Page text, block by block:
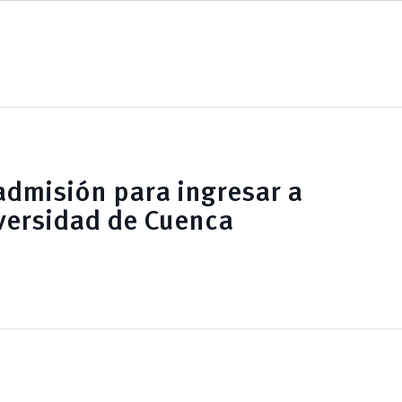
para ingresar a
de Cuenca